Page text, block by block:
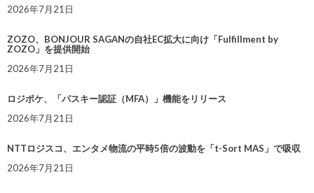
2026年7月21日
ZOZO、BONJOUR SAGANの自社EC拡大に向け「Fulfillment by
ZOZO」を提供開始
2026年7月21日
ロジポケ、「パスキー認証（MFA）」機能をリリース
2026年7月21日
NTTロジスコ、エンタメ物流の平時5倍の波動を「t-Sort MAS」で吸収
2026年7月21日